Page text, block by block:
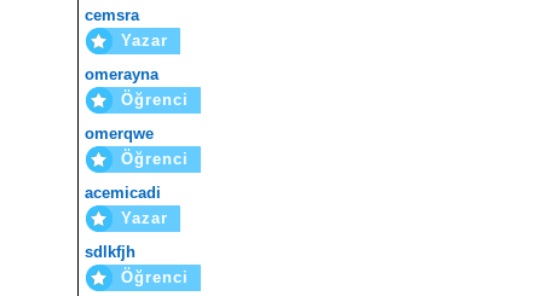
cemsra
Yazar
omerayna
Öğrenci
omerqwe
Öğrenci
acemicadi
Yazar
sdlkfjh
Öğrenci